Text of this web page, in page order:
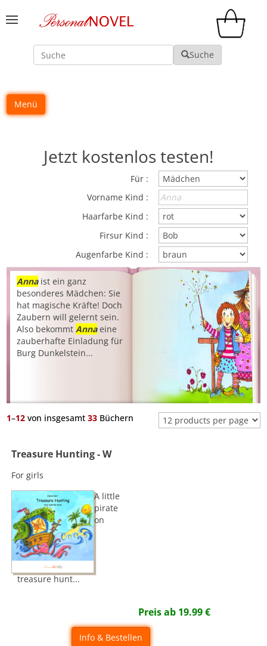
Suche Suche
Menü
Jetzt kostenlos testen!
Für :
Vorname Kind :
Haarfarbe Kind :
Firsur Kind :
Augenfarbe Kind :
Annaist ein ganz
besonderes Mädchen: Sie
hat magische Kräfte! Doch
Zaubern will gelernt sein.
Also bekommtAnnaeine
zauberhafte Einladung für
Burg Dunkelstein...
1–12 von insgesamt33 Büchern
Treasure Hunting - W
For girls
A little
pirate
on
treasure hunt...
Preis ab 19.99€
Info & Bestellen